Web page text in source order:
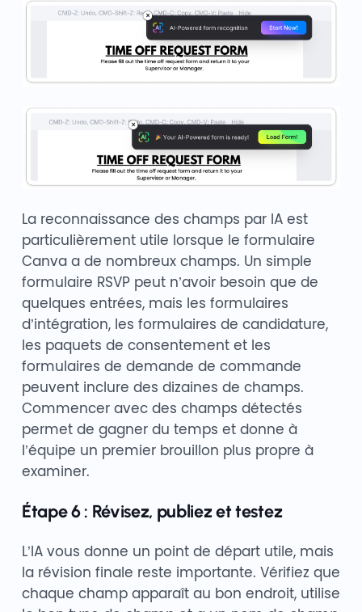
La reconnaissance des champs par IA est
particulièrement utile lorsque le formulaire
Canva a de nombreux champs. Un simple
formulaire RSVP peut n’avoir besoin que de
quelques entrées, mais les formulaires
d’intégration, les formulaires de candidature,
les paquets de consentement et les
formulaires de demande de commande
peuvent inclure des dizaines de champs.
Commencer avec des champs détectés
permet de gagner du temps et donne à
l’équipe un premier brouillon plus propre à
examiner.
Étape 6 : Révisez, publiez et testez
L’IA vous donne un point de départ utile, mais
la révision finale reste importante. Vérifiez que
chaque champ apparaît au bon endroit, utilise